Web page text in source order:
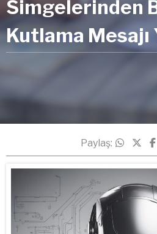
Simgelerinden
Kutlama Mesajı
Paylaş: